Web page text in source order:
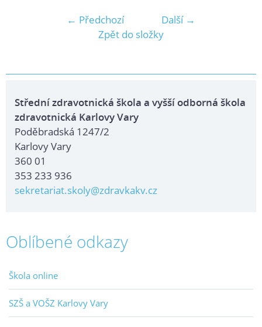
← Předchozí
Další →
Zpět do složky
Střední zdravotnická škola a vyšší odborná škola
zdravotnická Karlovy Vary
Poděbradská 1247/2
Karlovy Vary
360 01
353 233 936
sekretariat.skoly@zdravkakv.cz
Oblíbené odkazy
Škola online
SZŠ a VOŠZ Karlovy Vary